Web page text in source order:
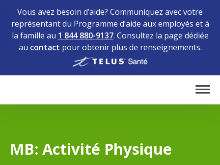
Vous avez besoin d’aide? Communiquez avec votre
représentant du Programme d’aide aux employés et à
la famille au 1 844 880-9137. Consultez la page dédiée
au contact pour obtenir plus de renseignements.
MB: Activité Physique